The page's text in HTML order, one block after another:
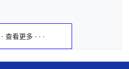
· 查看更多 · · ·